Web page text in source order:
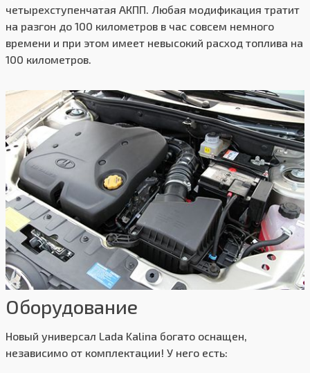
четырехступенчатая АКПП. Любая модификация тратит
на разгон до 100 километров в час совсем немного
времени и при этом имеет невысокий расход топлива на
100 километров.
Оборудование
Новый универсал Lada Kalina богато оснащен,
независимо от комплектации! У него есть: